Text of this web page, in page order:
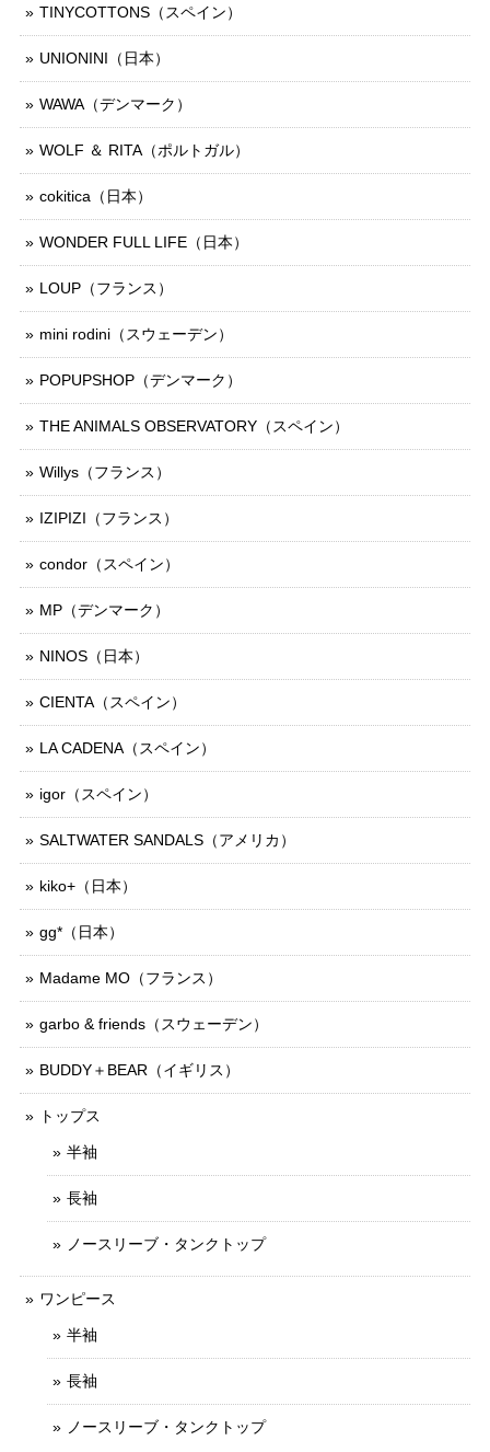
TINYCOTTONS（スペイン）
UNIONINI（日本）
WAWA（デンマーク）
WOLF ＆ RITA（ポルトガル）
cokitica（日本）
WONDER FULL LIFE（日本）
LOUP（フランス）
mini rodini（スウェーデン）
POPUPSHOP（デンマーク）
THE ANIMALS OBSERVATORY（スペイン）
Willys（フランス）
IZIPIZI（フランス）
condor（スペイン）
MP（デンマーク）
NINOS（日本）
CIENTA（スペイン）
LA CADENA（スペイン）
igor（スペイン）
SALTWATER SANDALS（アメリカ）
kiko+（日本）
gg*（日本）
Madame MO（フランス）
garbo & friends（スウェーデン）
BUDDY＋BEAR（イギリス）
トップス
半袖
長袖
ノースリーブ・タンクトップ
ワンピース
半袖
長袖
ノースリーブ・タンクトップ